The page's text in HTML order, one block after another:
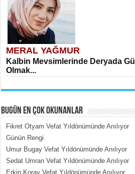
MERAL YAĞMUR
Kalbin Mevsimlerinde Deryada Gül
Olmak...
MEHMET ÇOBAN
İçerdeki Put Dışardaki Maskeler...
BUGÜN EN ÇOK OKUNANLAR
Fikret Otyam Vefat Yıldönümünde Anılıyor
Günün Rengi
Umur Bugay Vefat Yıldönümünde Anılıyor
Sedat Umran Vefat Yıldönümünde Anılıyor
Erkin Koray Vefat Yıldönümünde Anılıyor